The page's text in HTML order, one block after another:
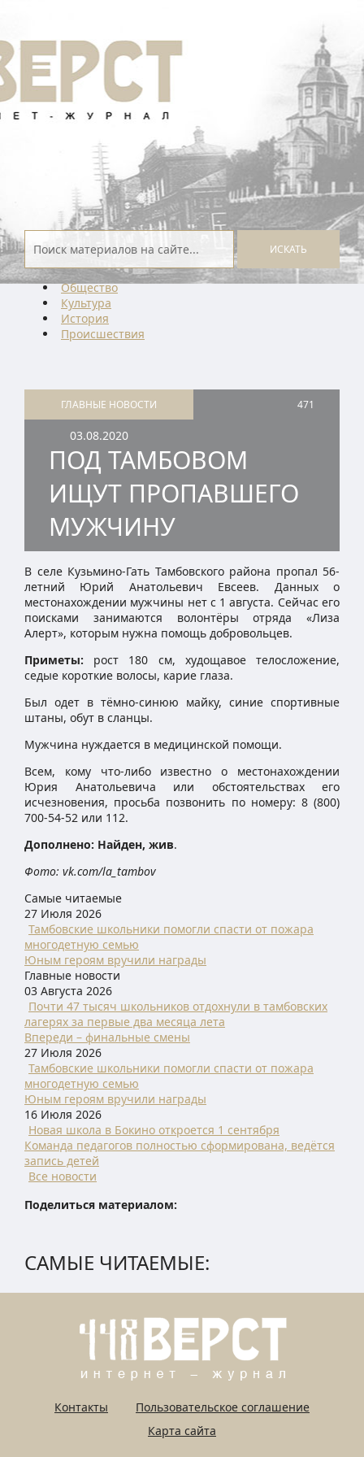
ИСКАТЬ
Общество
Культура
История
Проиcшествия
ГЛАВНЫЕ НОВОСТИ 471
03.08.2020
ПОД ТАМБОВОМ
ИЩУТ ПРОПАВШЕГО
МУЖЧИНУ
В селе Кузьмино-Гать Тамбовского района пропал 56-
летний Юрий Анатольевич Евсеев. Данных о
местонахождении мужчины нет с 1 августа. Сейчас его
поисками занимаются волонтёры отряда «Лиза
Алерт», которым нужна помощь добровольцев.
Приметы: рост 180 см, худощавое телосложение,
седые короткие волосы, карие глаза.
Был одет в тёмно-синюю майку, синие спортивные
штаны, обут в сланцы.
Мужчина нуждается в медицинской помощи.
Всем, кому что-либо известно о местонахождении
Юрия Анатольевича или обстоятельствах его
исчезновения, просьба позвонить по номеру: 8 (800)
700-54-52 или 112.
Дополнено: Найден, жив.
Фото: vk.com/la_tambov
Самые читаемые
27 Июля 2026
Тамбовские школьники помогли спасти от пожара
многодетную семью
Юным героям вручили награды
Главные новости
03 Августа 2026
Почти 47 тысяч школьников отдохнули в тамбовских
лагерях за первые два месяца лета
Впереди – финальные смены
27 Июля 2026
Тамбовские школьники помогли спасти от пожара
многодетную семью
Юным героям вручили награды
16 Июля 2026
Новая школа в Бокино откроется 1 сентября
Команда педагогов полностью сформирована, ведётся
запись детей
Все новости
Поделиться материалом:
САМЫЕ ЧИТАЕМЫЕ:
Контакты
Пользовательское соглашение
Карта сайта